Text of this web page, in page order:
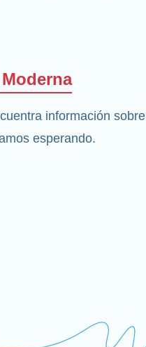
información
esperando.